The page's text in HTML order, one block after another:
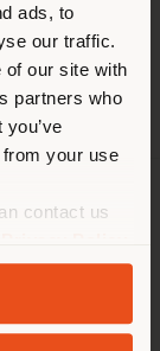
ads, to
our traffic.
of our site with
partners who
your use
contact us
Wir
richtig
(us)